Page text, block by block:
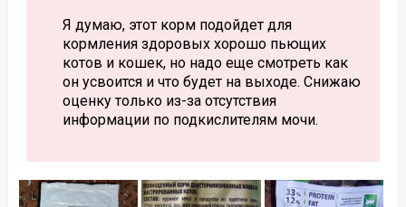
Я думаю, этот корм подойдет для
кормления здоровых хорошо пьющих
котов и кошек, но надо еще смотреть как
он усвоится и что будет на выходе. Снижаю
оценку только из-за отсутствия
информации по подкислителям мочи.